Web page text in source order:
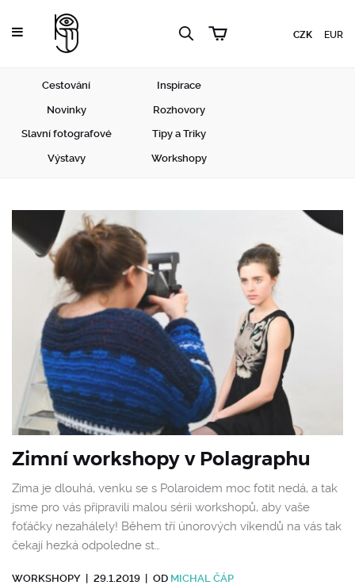
CZK EUR
Cestování Inspirace
Novinky Rozhovory
Slavní fotografové Tipy a Triky
Výstavy Workshopy
Zimní workshopy v Polagraphu
Zima je dlouhá, venku se s Polaroidem moc fotit nedá, a tak
jsme pro vás připravili malou sérii workshopů, aby vaše
foťáčky nezahálely! Během tří únorových víkendů na vás tak
čekají hezká odpoledne st…
WORKSHOPY | 29.1.2019 | OD MICHAL ČÁP